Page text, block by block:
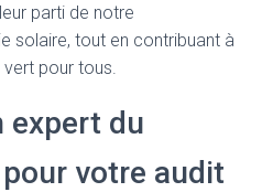
parti de notre
solaire, tout en contribuant à
pour tous.
expert du
votre audit